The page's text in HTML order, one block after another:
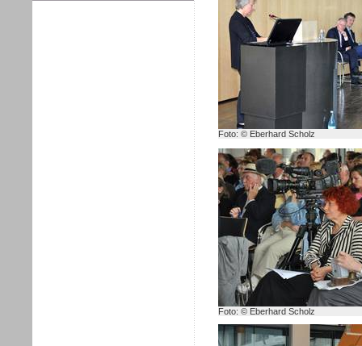
Foto: © Eberhard Scholz
Foto: © Eberhard Scholz